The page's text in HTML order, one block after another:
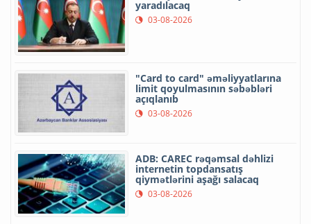
yaradılacaq
03-08-2026
"Card to card" əməliyyatlarına
limit qoyulmasının səbəbləri
açıqlanıb
03-08-2026
ADB: CAREC rəqəmsal dəhlizi
internetin topdansatış
qiymətlərini aşağı salacaq
03-08-2026